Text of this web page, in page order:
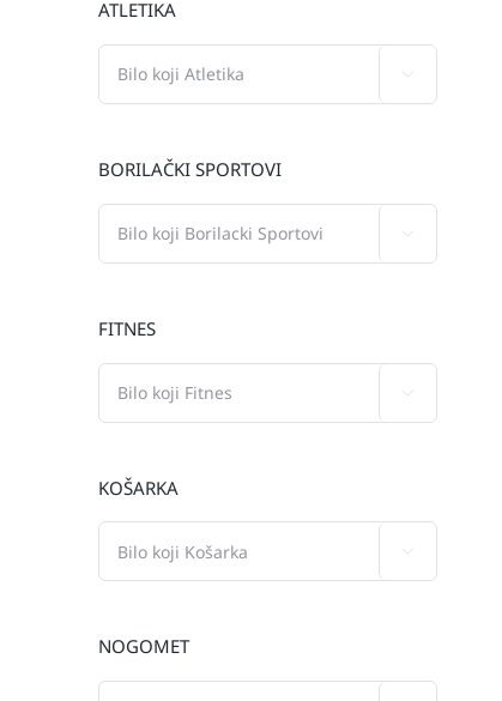
ATLETIKA
BORILAČKI SPORTOVI
FITNES
KOŠARKA
NOGOMET